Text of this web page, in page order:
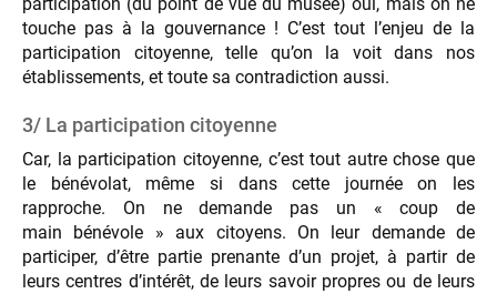
touche pas à la gouvernance ! C’est tout l’enjeu de la
participation citoyenne, telle qu’on la voit dans nos
établissements, et toute sa contradiction aussi.
3/ La participation citoyenne
Car, la participation citoyenne, c’est tout autre chose que
le bénévolat, même si dans cette journée on les
rapproche. On ne demande pas un « coup de
main bénévole » aux citoyens. On leur demande de
participer, d’être partie prenante d’un projet, à partir de
leurs centres d’intérêt, de leurs savoir propres ou de leurs